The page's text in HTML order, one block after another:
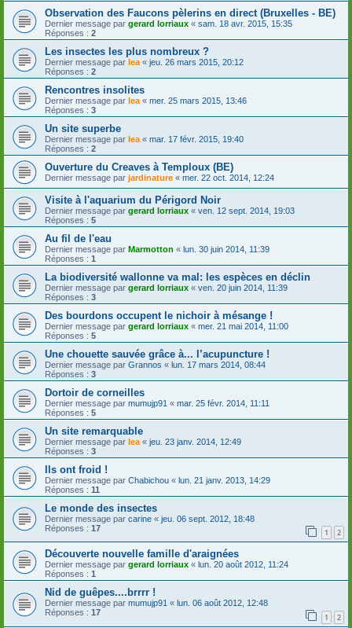
Observation des Faucons pèlerins en direct (Bruxelles - BE)
Dernier message par gerard lorriaux « sam. 18 avr. 2015, 15:35
Réponses : 2
Les insectes les plus nombreux ?
Dernier message par lea « jeu. 26 mars 2015, 20:12
Réponses : 2
Rencontres insolites
Dernier message par lea « mer. 25 mars 2015, 13:46
Réponses : 3
Un site superbe
Dernier message par lea « mar. 17 févr. 2015, 19:40
Réponses : 2
Ouverture du Creaves à Temploux (BE)
Dernier message par jardinature « mer. 22 oct. 2014, 12:24
Visite à l'aquarium du Périgord Noir
Dernier message par gerard lorriaux « ven. 12 sept. 2014, 19:03
Réponses : 5
Au fil de l'eau
Dernier message par Marmotton « lun. 30 juin 2014, 11:39
Réponses : 1
La biodiversité wallonne va mal: les espèces en déclin
Dernier message par gerard lorriaux « ven. 20 juin 2014, 11:39
Réponses : 3
Des bourdons occupent le nichoir à mésange !
Dernier message par gerard lorriaux « mer. 21 mai 2014, 11:00
Réponses : 5
Une chouette sauvée grâce à... l’acupuncture !
Dernier message par Grannos « lun. 17 mars 2014, 08:44
Réponses : 3
Dortoir de corneilles
Dernier message par mumujp91 « mar. 25 févr. 2014, 11:11
Réponses : 5
Un site remarquable
Dernier message par lea « jeu. 23 janv. 2014, 12:49
Réponses : 3
Ils ont froid !
Dernier message par Chabichou « lun. 21 janv. 2013, 14:29
Réponses : 11
Le monde des insectes
Dernier message par carine « jeu. 06 sept. 2012, 18:48
Réponses : 17 1 2
Découverte nouvelle famille d'araignées
Dernier message par gerard lorriaux « lun. 20 août 2012, 11:24
Réponses : 1
Nid de guêpes....brrrr !
Dernier message par mumujp91 « lun. 06 août 2012, 12:48
Réponses : 17 1 2